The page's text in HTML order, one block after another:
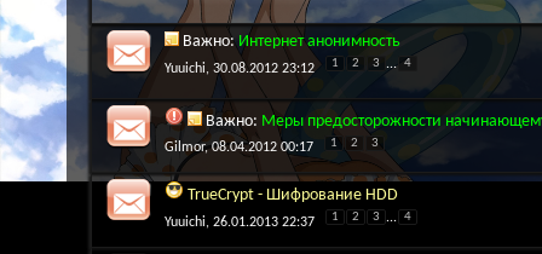
Важно:Интернет анонимность
Yuuichi, 30.08.2012 23:12 1 2 3 ... 4
Важно: Меры предосторожности
Gilmor, 08.04.2012 00:17 1 2 3
TrueCrypt - Шифрование HDD
Yuuichi, 26.01.2013 22:37 1 2 3 ... 4